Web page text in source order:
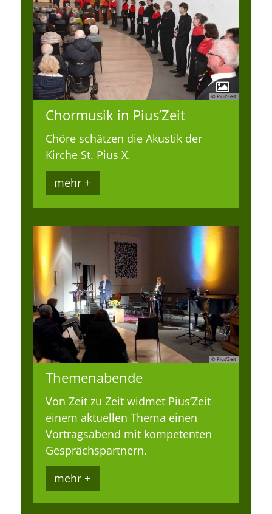
© Pius’Zeit
Chormusik in Pius’Zeit
Chöre schätzen die Akustik der
Kirche St. Pius X.
mehr +
© Pius’Zeit
Themenabende
Von Zeit zu Zeit widmet Pius’Zeit
einem aktuellen Thema einen
Vortragsabend mit kompetenten
Gesprächspartnern.
mehr +